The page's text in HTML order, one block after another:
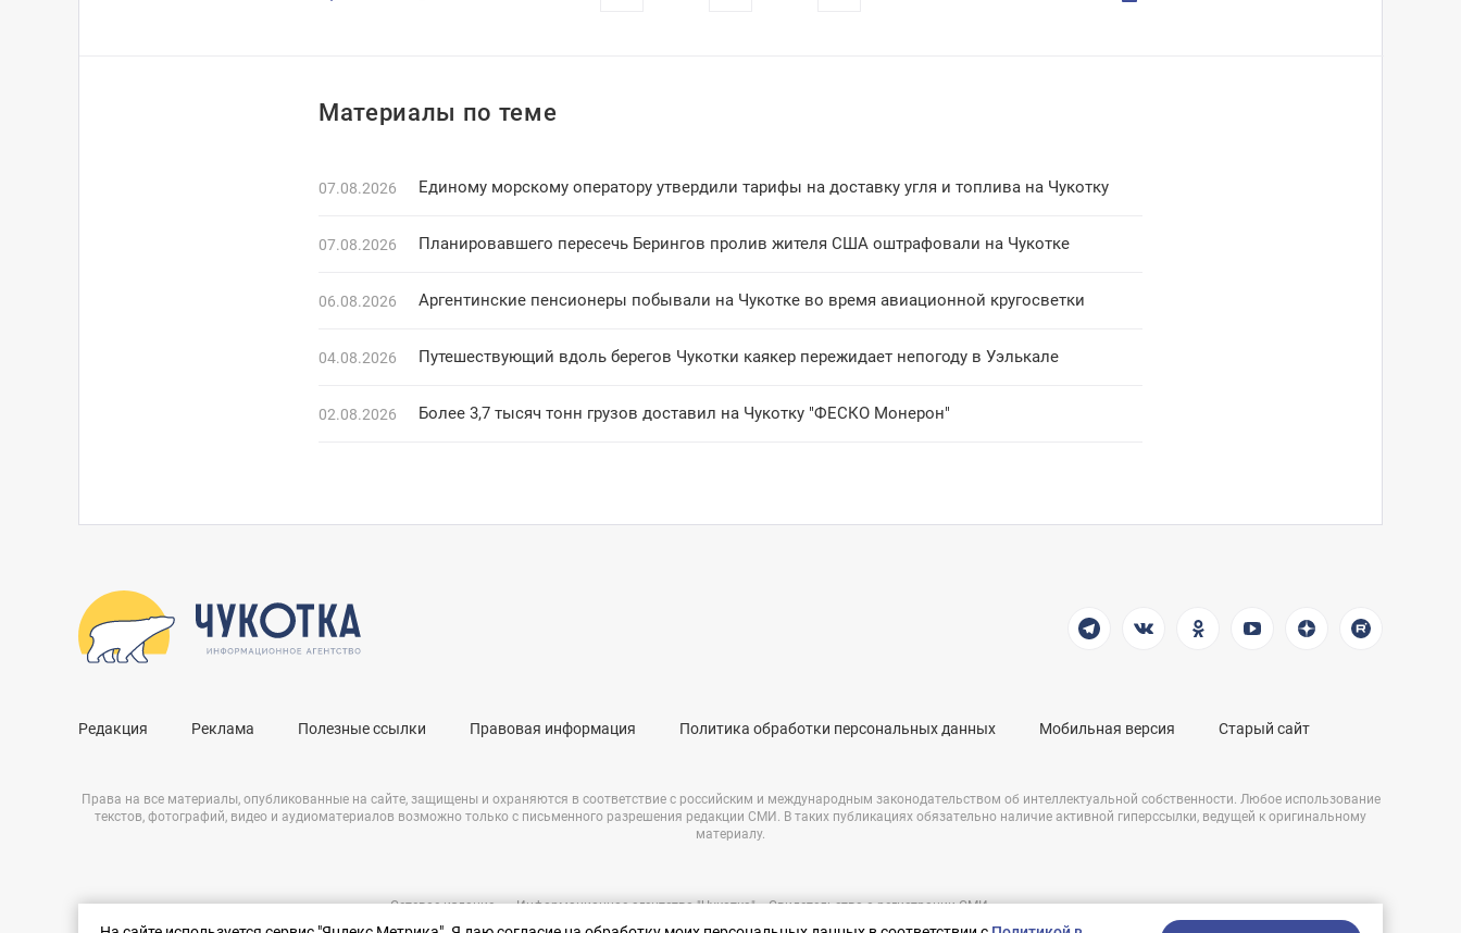
Материалы по теме
07.08.2026 Единому морскому оператору утвердили тарифы на доставку угля и топлива на Чукотку
07.08.2026 Планировавшего пересечь Берингов пролив жителя США оштрафовали на Чукотке
06.08.2026 Аргентинские пенсионеры побывали на Чукотке во время авиационной кругосветки
04.08.2026 Путешествующий вдоль берегов Чукотки каякер пережидает непогоду в Уэлькале
02.08.2026 Более 3,7 тысяч тонн грузов доставил на Чукотку "ФЕСКО Монерон"
Редакция Реклама Полезные ссылки Правовая информация Политика обработки персональных данных Мобильная версия Старый сайт
Права на все материалы, опубликованные на сайте, защищены и охраняются в соответствие с российским и международным законодательством об интеллектуальной собственности. Любое использование
текстов, фотографий, видео и аудиоматериалов возможно только с письменного разрешения редакции СМИ. В таких публикациях обязательно наличие активной гиперссылки, ведущей к оригинальному
материалу.
Сетевое издание – «Информационное агентство "Чукотка"». Свидетельство о регистрации СМИ
ЭЛ № ФС 77 – 69723 от 05.05.2017 г. Выдано Федеральной службой по надзору в сфере связи,